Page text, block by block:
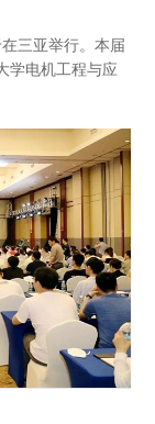
三亚举行。本届
学电机工程与应